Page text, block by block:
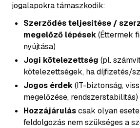
jogalapokra támaszkodik:
Szerződés teljesítése /
megelőző lépések(Éttermek
nyújtása)
Jogi kötelezettség (pl.
kötelezettségek, ha díjfizetés/
Jogos érdek(IT-biztonság,
megelőzése, rendszerstabilitás)
Hozzájáruláscsak olyan
feldolgozás nem szükséges a